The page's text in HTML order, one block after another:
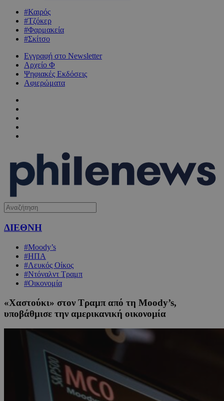
#Καιρός
#Τζόκερ
#Φαρμακεία
#Σκίτσο
Εγγραφή στο Newsletter
Αρχείο Φ
Ψηφιακές Εκδόσεις
Αφιερώματα
ΔΙΕΘΝΗ
#Moody’s
#ΗΠΑ
#Λευκός Οίκος
#Ντόναλντ Τραμπ
#Οικονομία
«Χαστούκι» στον Τραμπ από τη Moody’s,
υποβάθμισε την αμερικανική οικονομία